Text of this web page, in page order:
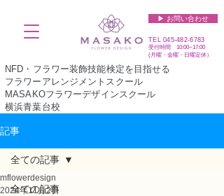
▶︎ お問い合わせ
TEL045-482-6783
受付時間 10:00~17:00​​​
(​月曜・金曜・日曜定休）
NFD・フラワー装飾技能検定を目指せる
フラワーアレンジメントスクール
MASAKOフラワーデザインスクール
横浜青葉台校
記事
全ての記事
全ての記事
mflowerdesign
2024年11月2日